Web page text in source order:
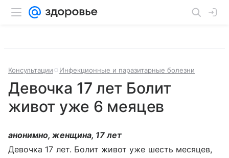
Консультации Инфекционные и паразитарные болезни
Девочка 17 лет Болит
живот уже 6 меяцев
анонимно, женщина, 17 лет
Девочка 17 лет. Болит живот уже шесть месяцев,